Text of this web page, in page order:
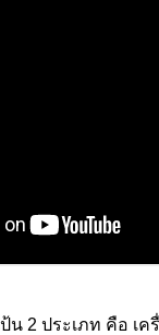
น 2 ประเภท คือ เ